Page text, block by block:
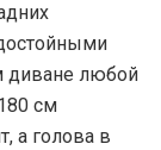
диване любой
см
а голова в